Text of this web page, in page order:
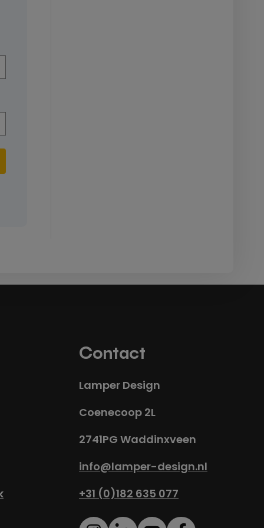
Contact
Lamper Design
Coenecoop 2L
2741PG Waddinxveen
info@lamper-design.nl
+31 (0)182 635 077